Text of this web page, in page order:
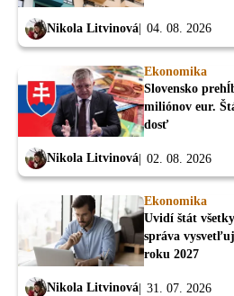
Nikola Litvinová 04. 08. 2026
Ekonomika
Slovensko
miliónov eur.
dosť
Nikola Litvinová 02. 08. 2026
Ekonomika
Uvidí štát
správa
roku 2027
Nikola Litvinová 31. 07. 2026